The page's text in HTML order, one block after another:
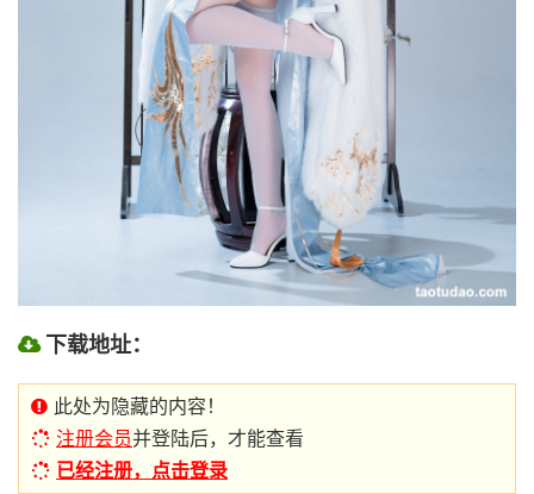
下载地址：
此处为隐藏的内容！
注册会员并登陆后，才能查看
已经注册，点击登录